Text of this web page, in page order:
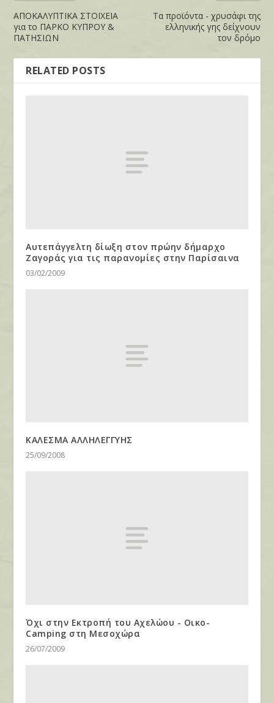
ΑΠΟΚΑΛΥΠΤΙΚΑ ΣΤΟΙΧΕΙΑ
για το ΠΑΡΚΟ ΚΥΠΡΟΥ &
ΠΑΤΗΣΙΩΝ
Τα προϊόντα - χρυσάφι της
ελληνικής γης δείχνουν
τον δρόμο
RELATED POSTS
Αυτεπάγγελτη δίωξη στον πρώην δήμαρχο
Ζαγοράς για τις παρανομίες στην Παρίσαινα
03/02/2009
ΚΑΛΕΣΜΑ ΑΛΛΗΛΕΓΓΥΗΣ
25/09/2008
Όχι στην Εκτροπή του Αχελώου - Οικο-
Camping στη Μεσοχώρα
26/07/2009